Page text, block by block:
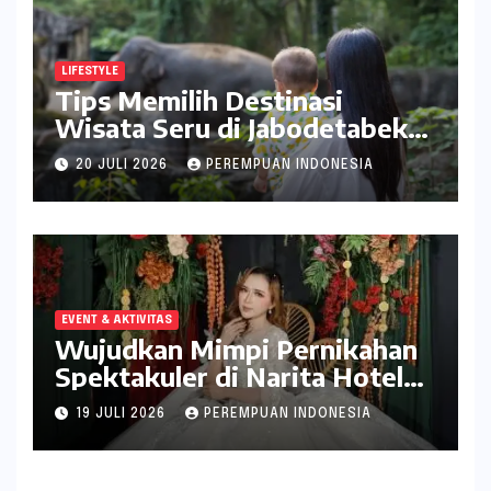
LIFESTYLE
Tips Memilih Destinasi
Wisata Seru di Jabodetabek
ala inDrive
20 JULI 2026 PEREMPUAN INDONESIA
EVENT & AKTIVITAS
Wujudkan Mimpi Pernikahan
Spektakuler di Narita Hotel
Surabaya
19 JULI 2026 PEREMPUAN INDONESIA